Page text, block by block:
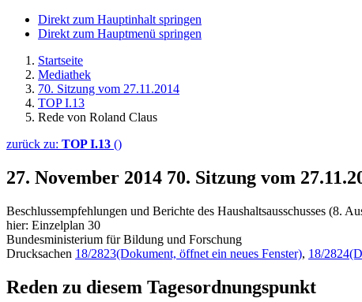
Direkt zum Hauptinhalt springen
Direkt zum Hauptmenü springen
Startseite
Mediathek
70. Sitzung vom 27.11.2014
TOP I.13
Rede von Roland Claus
zurück zu: TOP I.13 ()
27. November 2014 70. Sitzung vom
Beschlussempfehlungen und Berichte des Haushaltsausschusses (8.
hier: Einzelplan 30
Bundesministerium für Bildung und Forschung
Drucksachen 18/2823(Dokument, öffnet ein neues Fenster), 18/2824
Reden zu diesem Tagesordnungspunkt